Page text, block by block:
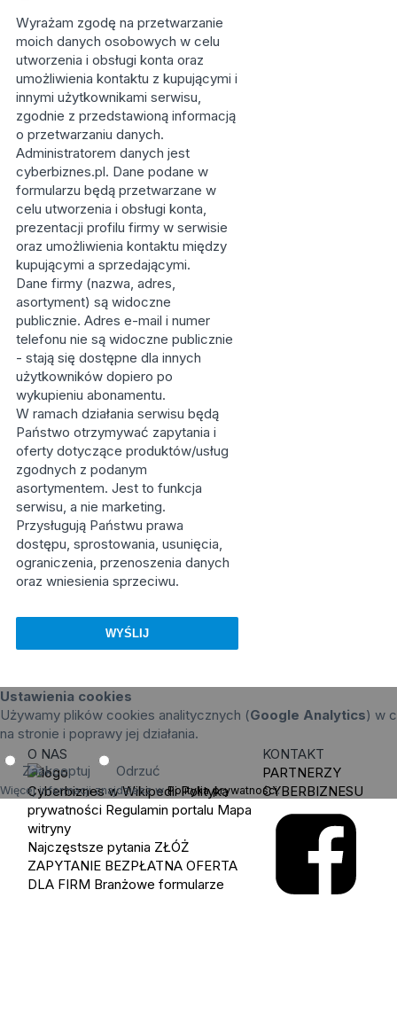
Wyrażam zgodę na przetwarzanie
moich danych osobowych w celu
utworzenia i obsługi konta oraz
umożliwienia kontaktu z kupującymi i
innymi użytkownikami serwisu,
zgodnie z przedstawioną informacją
o przetwarzaniu danych.
Administratorem danych jest
cyberbiznes.pl. Dane podane w
formularzu będą przetwarzane w
celu utworzenia i obsługi konta,
prezentacji profilu firmy w serwisie
oraz umożliwienia kontaktu między
kupującymi a sprzedającymi.
Dane firmy (nazwa, adres,
asortyment) są widoczne
publicznie. Adres e-mail i numer
telefonu nie są widoczne publicznie
- stają się dostępne dla innych
użytkowników dopiero po
wykupieniu abonamentu.
W ramach działania serwisu będą
Państwo otrzymywać zapytania i
oferty dotyczące produktów/usług
zgodnych z podanym
asortymentem. Jest to funkcja
serwisu, a nie marketing.
Przysługują Państwu prawa
dostępu, sprostowania, usunięcia,
ograniczenia, przenoszenia danych
oraz wniesienia sprzeciwu.
Ustawienia cookies
Używamy plików cookies analitycznych (Google Analytics) w
na stronie i poprawy jej działania.
Zaakceptuj Odrzuć
Więcej informacji znajdziesz wPolityka prywatności.
O NAS
Cyberbiznes w Wikipedii Polityka
prywatności Regulamin portalu Mapa
witryny
Najczęstsze pytania ZŁÓŻ
ZAPYTANIE BEZPŁATNA OFERTA
DLA FIRM Branżowe formularze
KONTAKT
PARTNERZY
CYBERBIZNESU